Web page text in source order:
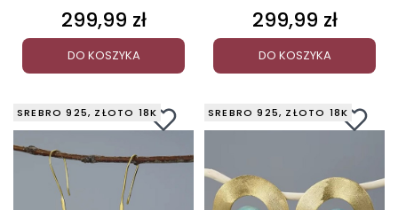
Cena
299,99 zł
DO KOSZYKA
Cena
299,99 zł
DO KOSZYKA
SREBRO 925, ZŁOTO 18K SREBRO 925, ZŁOTO 18K